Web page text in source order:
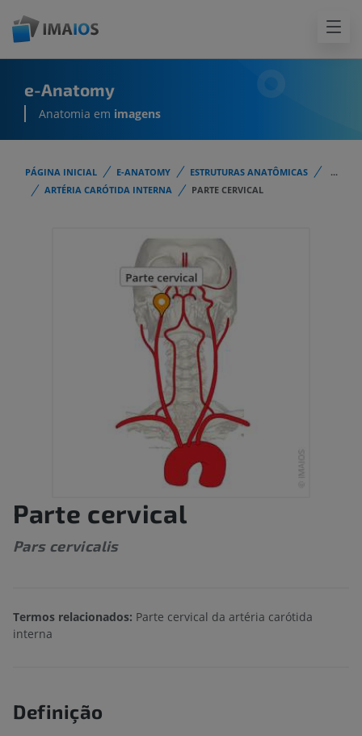
e-Anatomy
Anatomia em imagens
PÁGINA INICIAL E-ANATOMY ESTRUTURAS ANATÔMICAS
...
ARTÉRIA CARÓTIDA INTERNA
PARTE CERVICAL
Parte cervical
Pars cervicalis
Termos relacionados: Parte cervical da artéria carótida
interna
Definição